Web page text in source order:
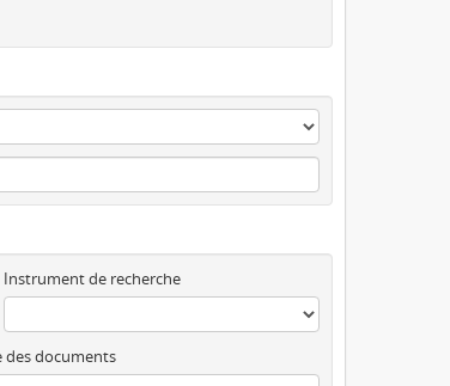
Instrument de recherche
des documents